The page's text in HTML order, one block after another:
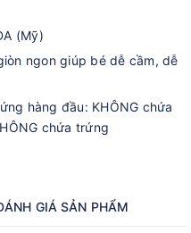
(Mỹ)
ngon giúp bé dễ cầm, dễ
hàng đầu: KHÔNG chứa
chứa trứng
GIÁ SẢN PHẨM